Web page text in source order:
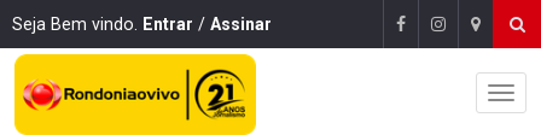
Seja Bem vindo. Entrar / Assinar